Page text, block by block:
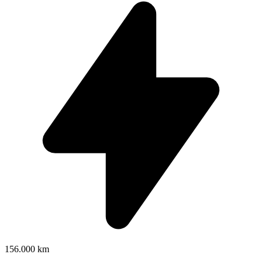
156.000 km